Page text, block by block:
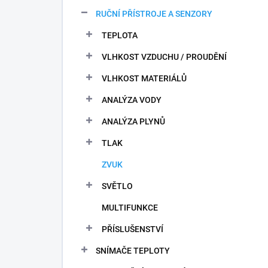
RUČNÍ PŘÍSTROJE A SENZORY
TEPLOTA
VLHKOST VZDUCHU / PROUDĚNÍ
VLHKOST MATERIÁLŮ
ANALÝZA VODY
ANALÝZA PLYNŮ
TLAK
ZVUK
SVĚTLO
MULTIFUNKCE
PŘÍSLUŠENSTVÍ
SNÍMAČE TEPLOTY